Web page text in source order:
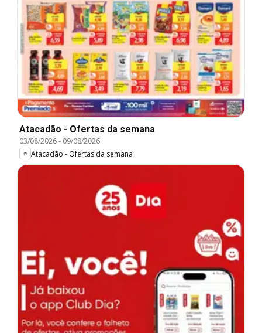
Atacadão - Ofertas da semana
03/08/2026- 09/08/2026
Atacadão - Ofertas da semana